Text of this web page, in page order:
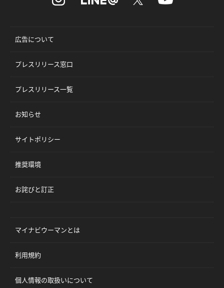
広告について
プレスリリース窓口
プレスリリース一覧
お知らせ
サイトポリシー
推奨環境
お詫びと訂正
マイナビウーマンとは
利用規約
個人情報の取扱いについて